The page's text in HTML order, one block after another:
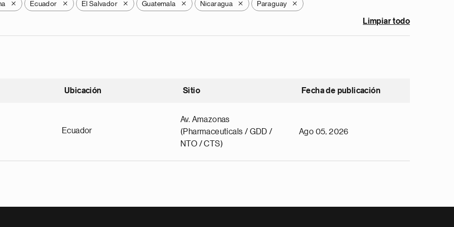
X Ecuador X El Salvador X Guatemala X Nicaragua X Paraguay X
Limpiar todo
Ubicación Sitio Fecha de publicación
Ecuador
Av. Amazonas
(Pharmaceuticals / GDD /
NTO / CTS)
Ago 05, 2026